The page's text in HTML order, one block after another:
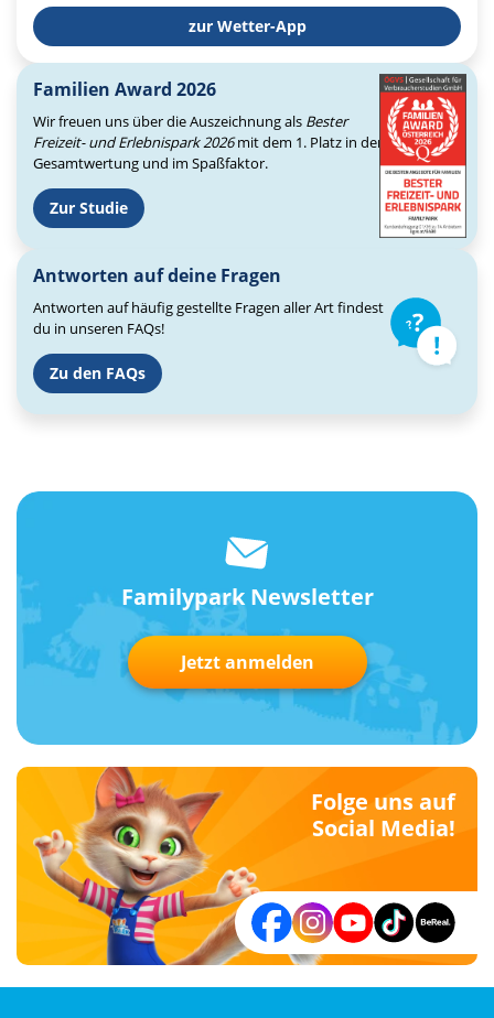
zur Wetter-App
Familien Award 2026
Wir freuen uns über die Auszeichnung als Bester
Freizeit- und Erlebnispark 2026mit dem 1. Platz in der
Gesamtwertung und im Spaßfaktor.
Zur Studie
Antworten auf deine Fragen
Antworten auf häufig gestellte Fragen aller Art findest
du in unseren FAQs!
Zu den FAQs
Familypark Newsletter
Jetzt anmelden
Folge uns auf
Social Media!